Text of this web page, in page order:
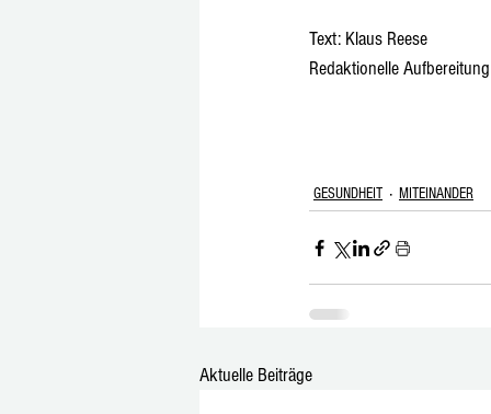
Text: Klaus Reese
Redaktionelle
GESUNDHEIT MITEINANDER
Aktuelle Beiträge